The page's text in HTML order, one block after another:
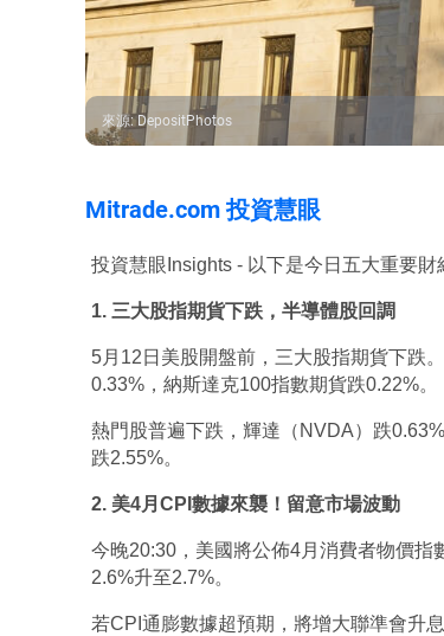
來源:DepositPhotos
Mitrade.com 投資慧眼
投資慧眼Insights - 以下是今日五大重要財
1. 三大股指期貨下跌，半導體股回調
5月12日美股開盤前，三大股指期貨下跌
0.33%，納斯達克100指數期貨跌0.22%。
熱門股普遍下跌，輝達（NVDA）跌
跌2.55%。
2. 美4月CPI數據來襲！留意市場波動
今晚20:30，美國將公佈4月消費者物價
2.6%升至2.7%。
若CPI通膨數據超預期，將增大聯準會升